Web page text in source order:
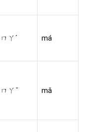
ㄇㄚˊ má
ㄇㄚˇ mǎ